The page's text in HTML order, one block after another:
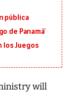
pública
de Panamá’
los Juegos
will